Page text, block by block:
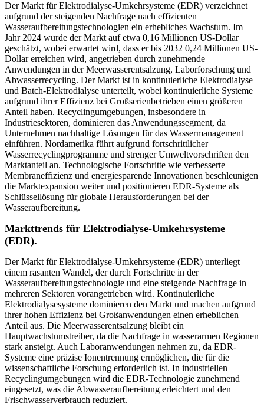
Der Markt für Elektrodialyse-Umkehrsysteme (EDR) verzeichnet
aufgrund der steigenden Nachfrage nach effizienten
Wasseraufbereitungstechnologien ein erhebliches Wachstum. Im
Jahr 2024 wurde der Markt auf etwa 0,16 Millionen US-Dollar
geschätzt, wobei erwartet wird, dass er bis 2032 0,24 Millionen US-
Dollar erreichen wird, angetrieben durch zunehmende
Anwendungen in der Meerwasserentsalzung, Laborforschung und
Abwasserrecycling. Der Markt ist in kontinuierliche Elektrodialyse
und Batch-Elektrodialyse unterteilt, wobei kontinuierliche Systeme
aufgrund ihrer Effizienz bei Großserienbetrieben einen größeren
Anteil haben. Recyclingumgebungen, insbesondere in
Industriesektoren, dominieren das Anwendungssegment, da
Unternehmen nachhaltige Lösungen für das Wassermanagement
einführen. Nordamerika führt aufgrund fortschrittlicher
Wasserrecyclingprogramme und strenger Umweltvorschriften den
Marktanteil an. Technologische Fortschritte wie verbesserte
Membraneffizienz und energiesparende Innovationen beschleunigen
die Marktexpansion weiter und positionieren EDR-Systeme als
Schlüssellösung für globale Herausforderungen bei der
Wasseraufbereitung.
Markttrends für Elektrodialyse-Umkehrsysteme
(EDR).
Der Markt für Elektrodialyse-Umkehrsysteme (EDR) unterliegt
einem rasanten Wandel, der durch Fortschritte in der
Wasseraufbereitungstechnologie und eine steigende Nachfrage in
mehreren Sektoren vorangetrieben wird. Kontinuierliche
Elektrodialysesysteme dominieren den Markt und machen aufgrund
ihrer hohen Effizienz bei Großanwendungen einen erheblichen
Anteil aus. Die Meerwasserentsalzung bleibt ein
Hauptwachstumstreiber, da die Nachfrage in wasserarmen Regionen
stark ansteigt. Auch Laboranwendungen nehmen zu, da EDR-
Systeme eine präzise Ionentrennung ermöglichen, die für die
wissenschaftliche Forschung erforderlich ist. In industriellen
Recyclingumgebungen wird die EDR-Technologie zunehmend
eingesetzt, was die Abwasseraufbereitung erleichtert und den
Frischwasserverbrauch reduziert.